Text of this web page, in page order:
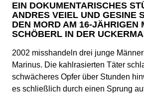
EIN DOKUMENTARISCHES
ANDRES VEIEL UND GESINE
DEN MORD AM 16-JÄHRIGEN
SCHÖBERL IN DER
2002 misshandeln drei junge
Marinus. Die kahlrasierten Täter
schwächeres Opfer über Stunden
es schließlich durch einen Sprung